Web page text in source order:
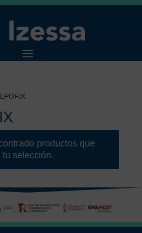
productos que
selección.